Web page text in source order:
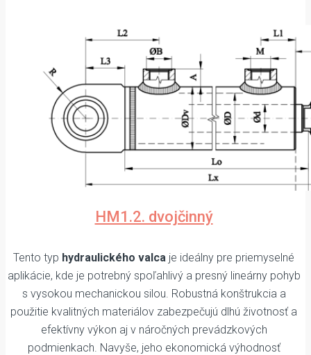
HM1.2. dvojčinný
Tento typ hydraulického valca je ideálny pre priemyselné
aplikácie, kde je potrebný spoľahlivý a presný lineárny pohyb
s vysokou mechanickou silou. Robustná konštrukcia a
použitie kvalitných materiálov zabezpečujú dlhú životnosť a
efektívny výkon aj v náročných prevádzkových
podmienkach. Navyše, jeho ekonomická výhodnosť